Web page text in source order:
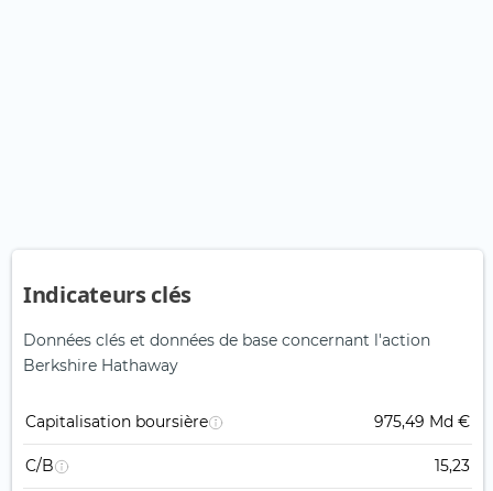
Indicateurs clés
Données clés et données de base concernant l'action
Berkshire Hathaway
Capitalisation boursière 975,49 Md €
C/B 15,23